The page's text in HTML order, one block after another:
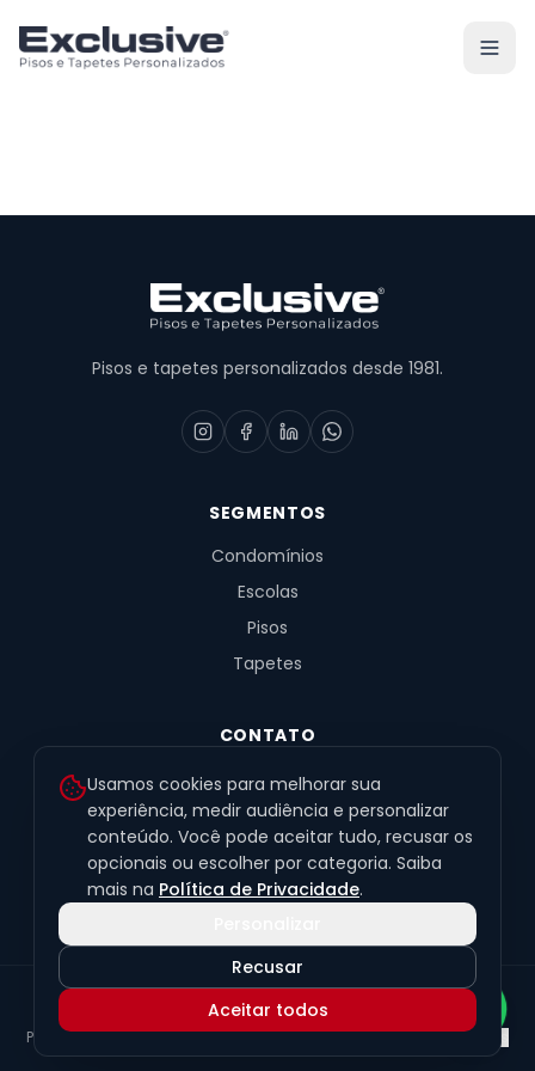
Pisos e tapetes personalizados desde 1981.
SEGMENTOS
Condomínios
Escolas
Pisos
Tapetes
CONTATO
R. Fernandes de Barros, 491, Sala 4
Alto da XV · Curitiba/PR · 80040-060
(41) 99201-6050
contato@exclusivetapetes.com.br
© 2026 Exclusive Pisos e Tapetes Personalizados
45.563.259/0001-89
Política de PrivacidadeTermos de UsoLGPDPreferências de cookies
Usamos cookies para melhorar sua
experiência, medir audiência e personalizar
conteúdo. Você pode aceitar tudo, recusar os
opcionais ou escolher por categoria. Saiba
mais na Política de Privacidade.
Recusar
Aceitar todos